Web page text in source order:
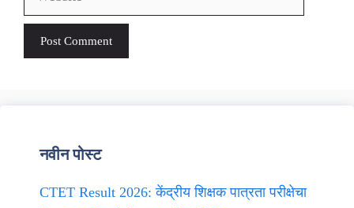
नवीन पोस्ट
CTET Result 2026: केंद्रीय शिक्षक पात्रता परीक्षेचा